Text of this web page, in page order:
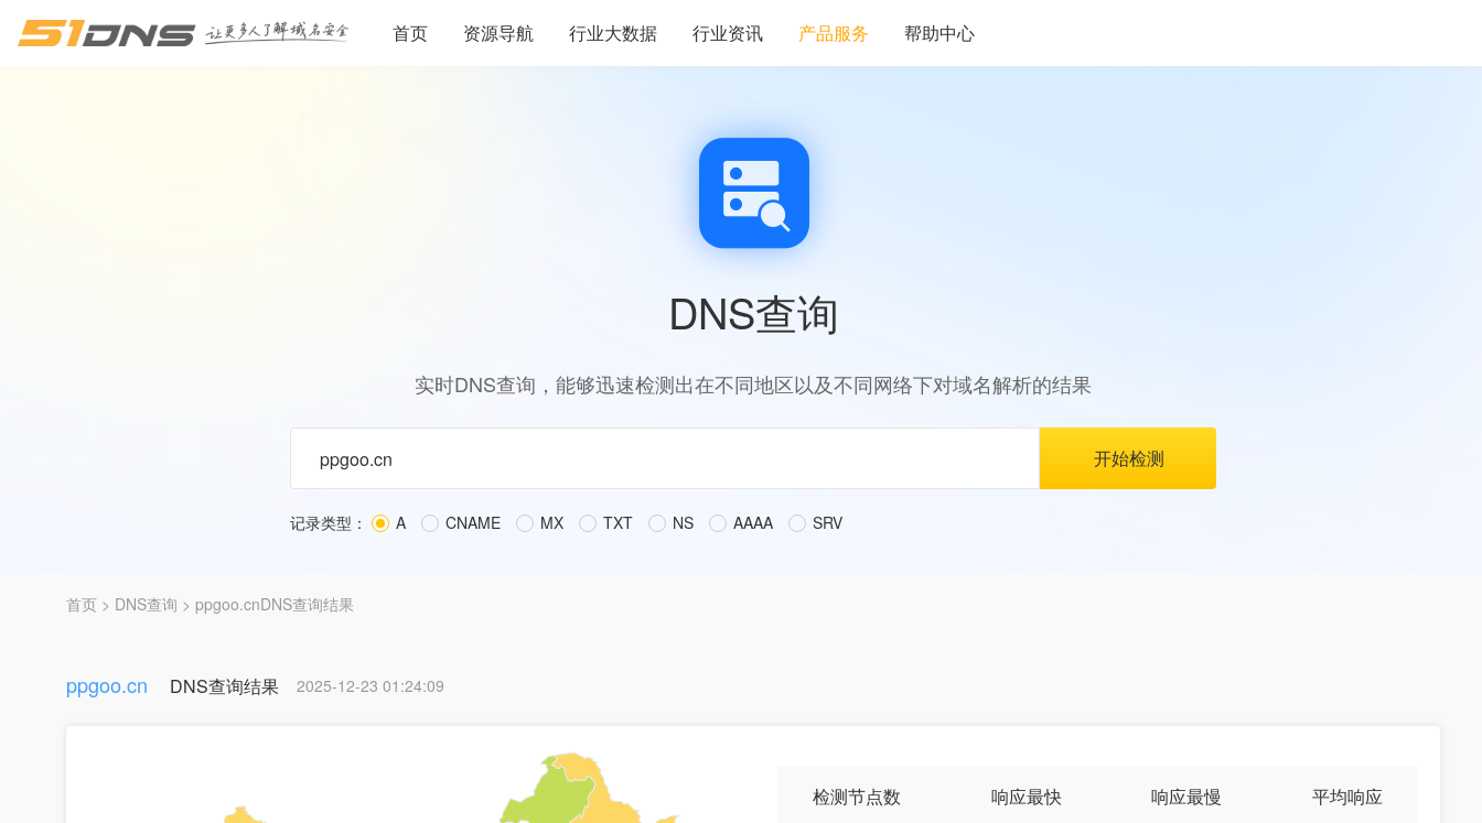
首页 资源导航 行业大数据 行业资讯 产品服务 帮助中心
DNS查询
实时DNS查询，能够迅速检测出在不同地区以及不同网络下对域名解析的结果
记录类型： A CNAME MX TXT NS AAAA SRV
首页 > DNS查询 > ppgoo.cnDNS查询结果
ppgoo.cn DNS查询结果 2025-12-23 01:24:09
检测节点数 响应最快 响应最慢 平均响应